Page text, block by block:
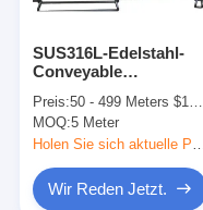
SUS316L-Edelstahl-
Conveyable
Herstellung Mesh Wire
Preis:50 - 499 Meters $19.00， >=500 Meters $18.00
MOQ:5 Meter
Wir Reden Jetzt.